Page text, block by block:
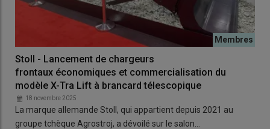
Stoll - Lancement de chargeurs
frontaux économiques et commercialisation du
modèle X-Tra Lift à brancard télescopique
18 novembre 2025
La marque allemande Stoll, qui appartient depuis 2021 au
groupe tchèque Agrostroj, a dévoilé sur le salon…